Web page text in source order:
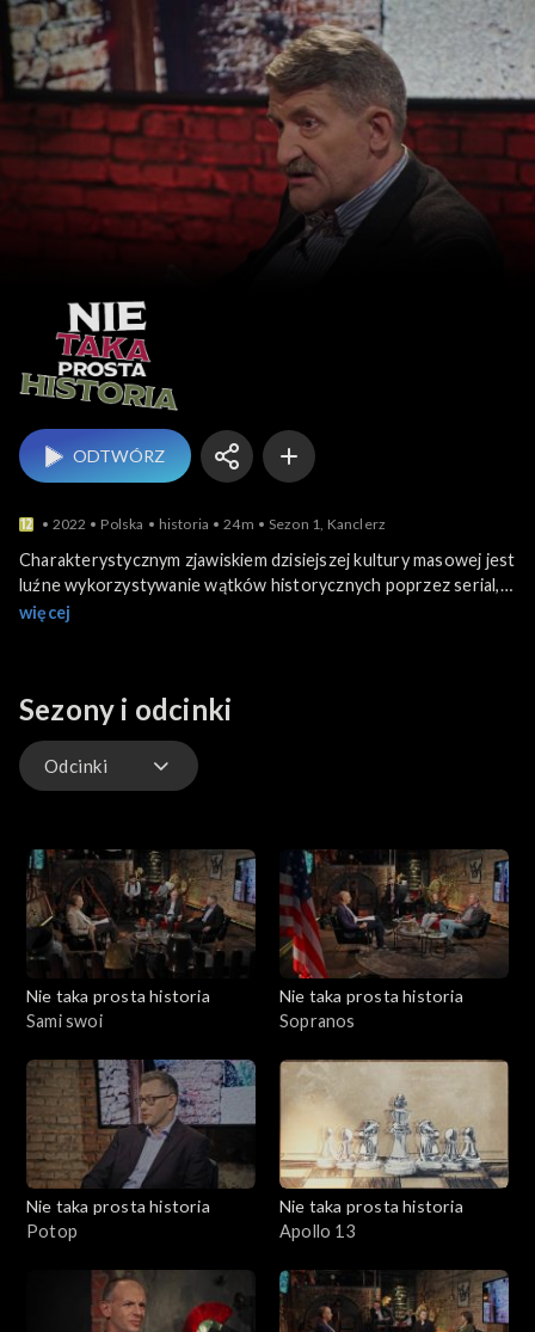
Nie taka prosta historia
ODTWÓRZ
2022 Polska historia 24m Sezon 1, Kanclerz
Charakterystycznym zjawiskiem dzisiejszej kultury masowej jest
luźne wykorzystywanie wątków historycznych poprzez serial,
film, gry komputerowe, literaturę beletrystyczną. W cyklu Nie
scenariuszową fikcją.
więcej
Sezony i odcinki
Odcinki
Nie taka prosta historia
Sami swoi
Nie taka prosta historia
Sopranos
Nie taka prosta historia
Potop
Nie taka prosta historia
Apollo 13